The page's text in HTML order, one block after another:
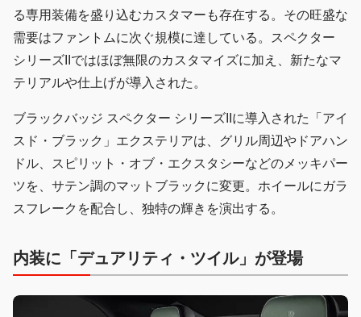
る専用装備を盛り込むカスタマーも存在する。その旺盛な
需要はファントムに次ぐ規模に達している。スペクター
シリーズIIではほぼ無限のカスタマイズに加え、新たなマ
テリアルや仕上げが導入された。
ブラックバッジ スペクター シリーズIIに導入された「アイ
スド・ブラック」エクステリアは、グリル周辺やドアハン
ドル、スピリット・オブ・エクスタシーなどのメッキパー
ツを、サテン調のマットブラックに変更。ホイールにガラ
スフレークを配合し、独特の輝きを演出する。
内装に「デュアリティ・ツイル」が登場